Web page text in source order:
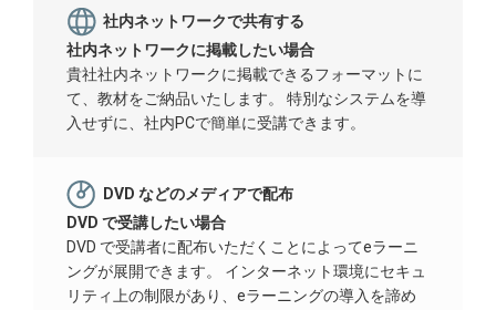
社内ネットワークで共有する
社内ネットワークに掲載したい場合
貴社社内ネットワークに掲載できるフォーマットに
て、教材をご納品いたします。 特別なシステムを導
入せずに、社内PCで簡単に受講できます。
DVD などのメディアで配布
DVD で受講したい場合
DVD で受講者に配布いただくことによってeラーニ
ングが展開できます。 インターネット環境にセキュ
リティ上の制限があり、eラーニングの導入を諦め